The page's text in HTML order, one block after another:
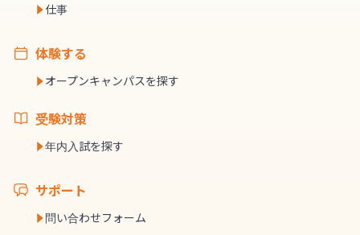
仕事
体験する
オープンキャンパスを探す
受験対策
年内入試を探す
サポート
問い合わせフォーム